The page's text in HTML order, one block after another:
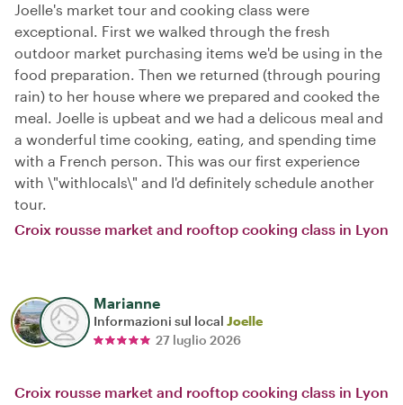
Joelle's market tour and cooking class were
exceptional. First we walked through the fresh
outdoor market purchasing items we'd be using in the
food preparation. Then we returned (through pouring
rain) to her house where we prepared and cooked the
meal. Joelle is upbeat and we had a delicous meal and
a wonderful time cooking, eating, and spending time
with a French person. This was our first experience
with \"withlocals\" and I'd definitely schedule another
tour.
Croix rousse market and rooftop cooking class in Lyon
Marianne
Informazioni sul local Joelle
27 luglio 2026
Croix rousse market and rooftop cooking class in Lyon